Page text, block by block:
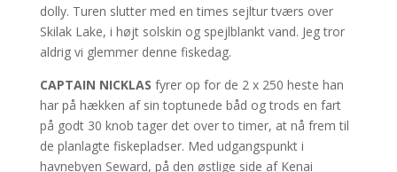
dolly. Turen slutter med en times sejltur tværs over
Skilak Lake, i højt solskin og spejlblankt vand. Jeg tror
aldrig vi glemmer denne fiskedag.
CAPTAIN NICKLAS fyrer op for de 2 x 250 heste han
har på hækken af sin toptunede båd og trods en fart
på godt 30 knob tager det over to timer, at nå frem til
de planlagte fiskepladser. Med udgangspunkt i
havnebyen Seward, på den østlige side af Kenai